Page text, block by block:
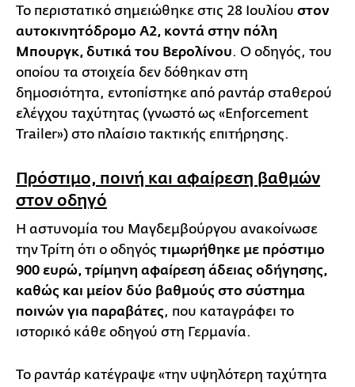
Το περιστατικό σημειώθηκε στις 28 Ιουλίου στον
αυτοκινητόδρομο A2, κοντά στην πόλη
Μπουργκ, δυτικά του Βερολίνου. Ο οδηγός, του
οποίου τα στοιχεία δεν δόθηκαν στη
δημοσιότητα, εντοπίστηκε από ραντάρ σταθερού
ελέγχου ταχύτητας (γνωστό ως «Enforcement
Trailer») στο πλαίσιο τακτικής επιτήρησης.
Πρόστιμο, ποινή και αφαίρεση βαθμών
στον οδηγό
Η αστυνομία του Μαγδεμβούργου ανακοίνωσε
την Τρίτη ότι ο οδηγός τιμωρήθηκε με πρόστιμο
900 ευρώ, τρίμηνη αφαίρεση άδειας οδήγησης,
καθώς και μείον δύο βαθμούς στο σύστημα
ποινών για παραβάτες, που καταγράφει το
ιστορικό κάθε οδηγού στη Γερμανία.
Το ραντάρ κατέγραψε «την υψηλότερη ταχύτητα